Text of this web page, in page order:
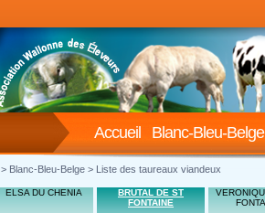
Blanc-Bleu-Belge
Accueil
> Blanc-Bleu-Belge > Liste des taureaux viandeux
ELSA DU CHENIA
BRUTAL DE ST
FONTAINE